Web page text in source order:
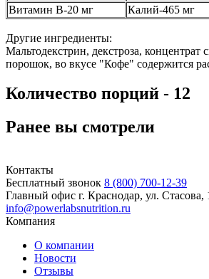
Витамин B-20 мг
Калий-465 мг
Другие ингредиенты:
Мальтодекстрин, декстроза,
порошок, во вкусе "Кофе" содержится
Количество порций - 12
Ранее вы смотрели
Контакты
Бесплатный звонок 8 (800) 700-12-39
Главный офис г. Краснодар, ул. Стасова,
info@powerlabsnutrition.ru
Компания
О компании
Новости
Отзывы